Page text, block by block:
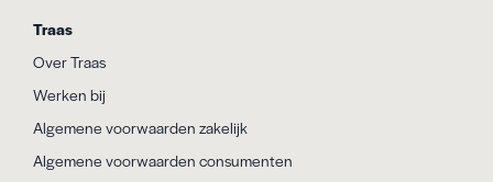
Traas
Over Traas
Werken bij
Algemene voorwaarden zakelijk
Algemene voorwaarden consumenten